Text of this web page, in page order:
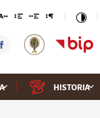
HISTORIA